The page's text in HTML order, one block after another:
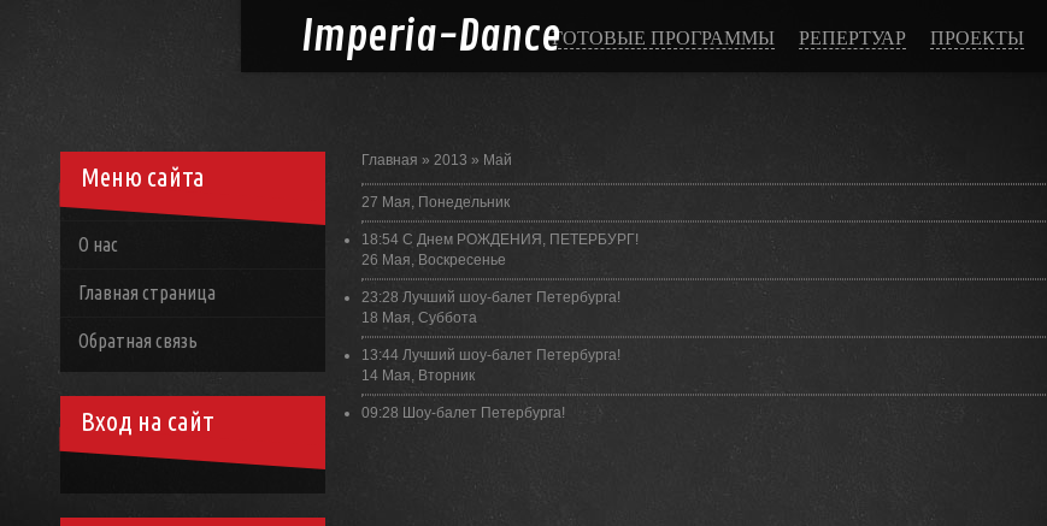
Imperia-DanceГОТОВЫЕ ПРОГРАММЫ РЕПЕРТУАР ПРОЕКТЫ
Главная » 2013 » Май
27 Мая, Понедельник
18:54 С Днем РОЖДЕНИЯ, ПЕТЕРБУРГ!
26 Мая, Воскресенье
23:28 Лучший шоу-балет Петербурга!
18 Мая, Суббота
13:44 Лучший шоу-балет Петербурга!
14 Мая, Вторник
09:28 Шоу-балет Петербурга!
Меню сайта
О нас
Главная страница
Обратная связь
Вход на сайт